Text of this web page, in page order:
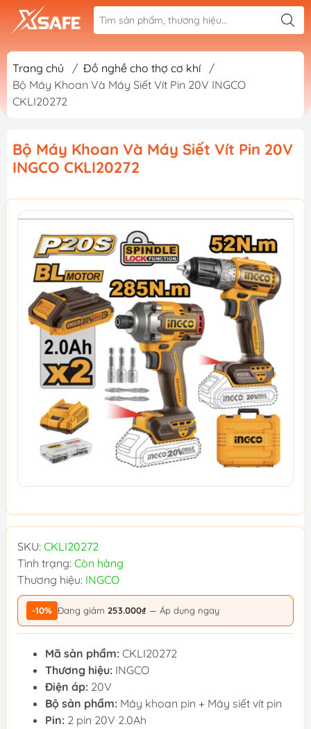
Trang chủ / Đồ nghề cho thợ cơ khí
/
Bộ Máy Khoan Và Máy Siết Vít Pin 20V INGCO
CKLI20272
Bộ Máy Khoan Và Máy Siết Vít Pin 20V
INGCO CKLI20272
SKU: CKLI20272
Tình trạng: Còn hàng
Thương hiệu: INGCO
-10% Đang giảm 253.000₫ — Áp dụng ngay
Mã sản phẩm: CKLI20272
Thương hiệu: INGCO
Điện áp: 20V
Bộ sản phẩm: Máy khoan pin + Máy siết vít pin
Pin: 2 pin 20V 2.0Ah